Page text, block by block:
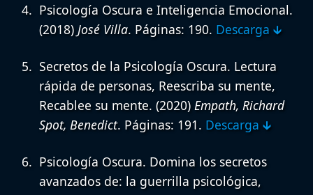
Psicología Oscura e Inteligencia Emocional.
(2018) José Villa. Páginas: 190. Descarga 🡳
Secretos de la Psicología Oscura. Lectura
rápida de personas, Reescriba su mente,
Recablee su mente. (2020) Empath, Richard
Spot, Benedict. Páginas: 191. Descarga 🡳
Psicología Oscura. Domina los secretos
avanzados de: la guerrilla psicológica,